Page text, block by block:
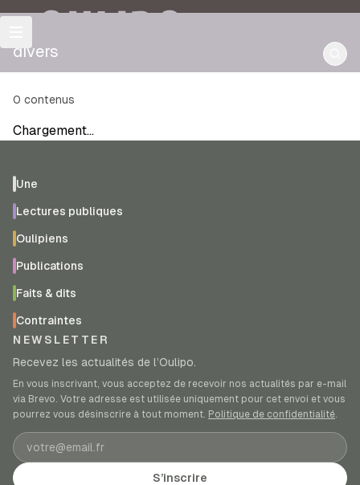
OULIPO
divers
0 contenus
Chargement…
Une
Lectures publiques
Oulipiens
Publications
Faits & dits
Contraintes
NEWSLETTER
Recevez les actualités de l’Oulipo.
En vous inscrivant, vous acceptez de recevoir nos actualités par e-mail
via Brevo. Votre adresse est utilisée uniquement pour cet envoi et vous
pourrez vous désinscrire à tout moment. Politique de confidentialité.
Adresse e-mail
S’inscrire